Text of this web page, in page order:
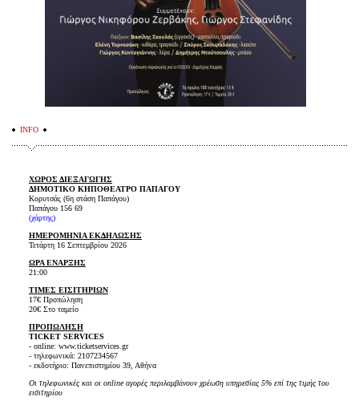
INFO
ΧΩΡΟΣ ΔΙΕΞΑΓΩΓΗΣ
ΔΗΜΟΤΙΚΟ ΚΗΠΟΘΕΑΤΡΟ ΠΑΠΑΓΟΥ
Κορυτσάς (6η στάση Παπάγου)
Παπάγου 156 69
(χάρτης)
ΗΜΕΡΟΜΗΝΙΑ ΕΚΔΗΛΩΣΗΣ
Τετάρτη 16 Σεπτεμβρίου 2026
ΩΡΑ ΕΝΑΡΞΗΣ
21:00
ΤΙΜΕΣ ΕΙΣΙΤΗΡΙΩΝ
17€ Προπώληση
20€ Στο ταμείο
ΠΡΟΠΩΛΗΣΗ
TICKET SERVICES
- online: www.ticketservices.gr
- τηλεφωνικά: 2107234567
- εκδοτήριο: Πανεπιστημίου 39, Αθήνα
Οι τηλεφωνικές και οι online αγορές περιλαμβάνουν χρέωση υπηρεσίας 5% επί της τιμής του
εισιτηρίου